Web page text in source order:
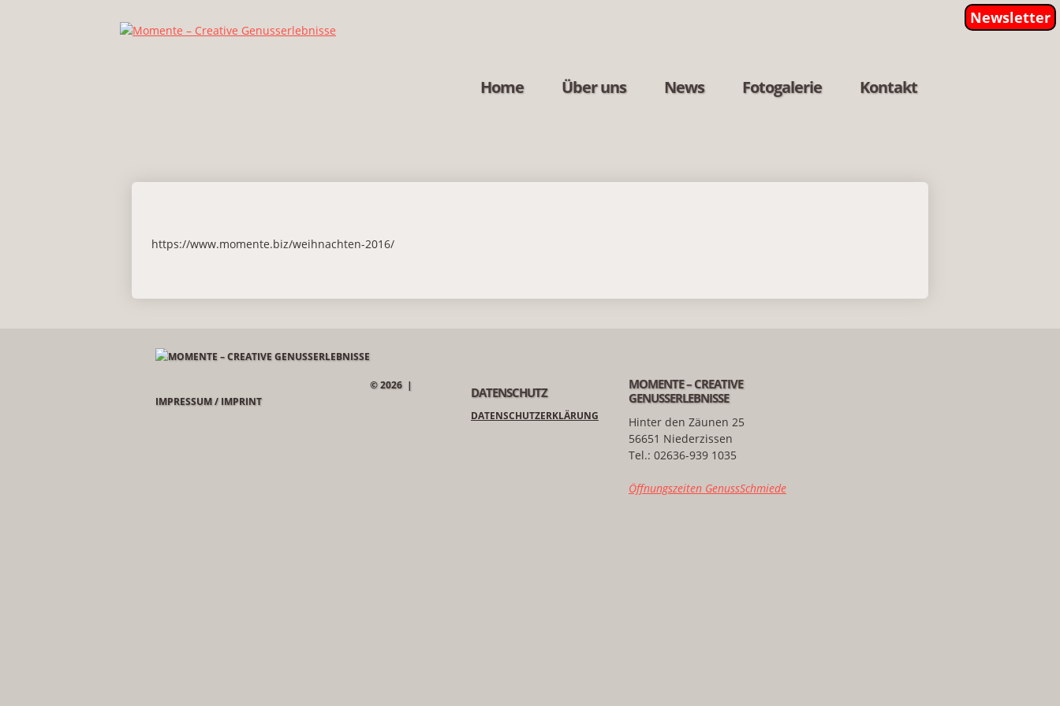
Newsletter
Home Über uns News Fotogalerie Kontakt
https://www.momente.biz/weihnachten-2016/
© 2026 |
IMPRESSUM / IMPRINT
DATENSCHUTZ
DATENSCHUTZERKLÄRUNG
MOMENTE – CREATIVE
GENUSSERLEBNISSE
Hinter den Zäunen 25
56651 Niederzissen
Tel.: 02636-939 1035
Öffnungszeiten GenussSchmiede